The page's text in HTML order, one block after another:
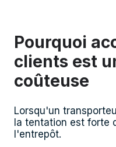
Pourquoi
clients est
coûteuse
Lorsqu'un
la tentation est forte
l'entrepôt.